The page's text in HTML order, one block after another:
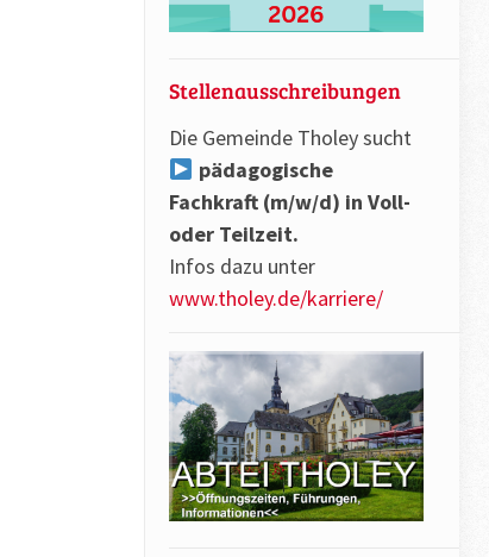
Stellenausschreibungen
Die Gemeinde Tholey sucht
pädagogische
Fachkraft (m/w/d) in Voll-
oder Teilzeit.
Infos dazu unter
www.tholey.de/karriere/